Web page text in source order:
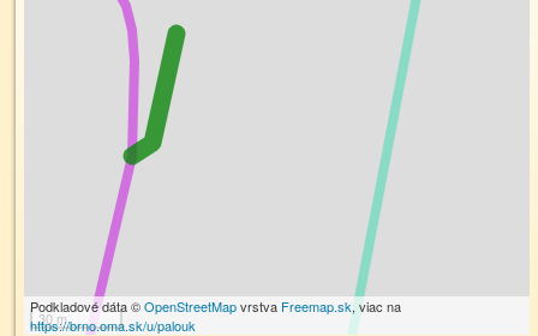
30 m
Podkladové dáta ©OpenStreetMapvrstva Freemap.sk, viac na
https://brno.oma.sk/u/palouk